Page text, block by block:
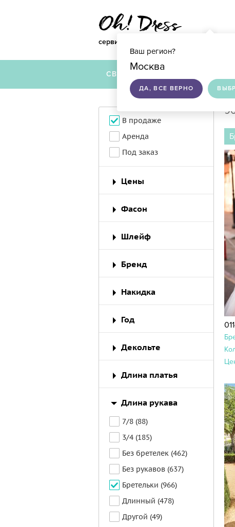
сервис по подбору свадебных платьев
Ваш регион?
Москва
ДА, ВСЕ ВЕРНО
СВАДЕБНЫЕ ПЛАТЬЯ
В продаже
Аренда
Под заказ
Цены
Фасон
Шлейф
Бренд
Накидка
Год
Декольте
Длина платья
Длина рукава
7/8 (88)
3/4 (185)
Без бретелек (462)
Без рукавов (637)
Бретельки (966)
Длинный (478)
Другой (49)